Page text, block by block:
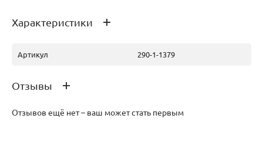
Характеристики
Артикул 290-1-1379
Отзывы
Отзывов ещё нет – ваш может стать первым